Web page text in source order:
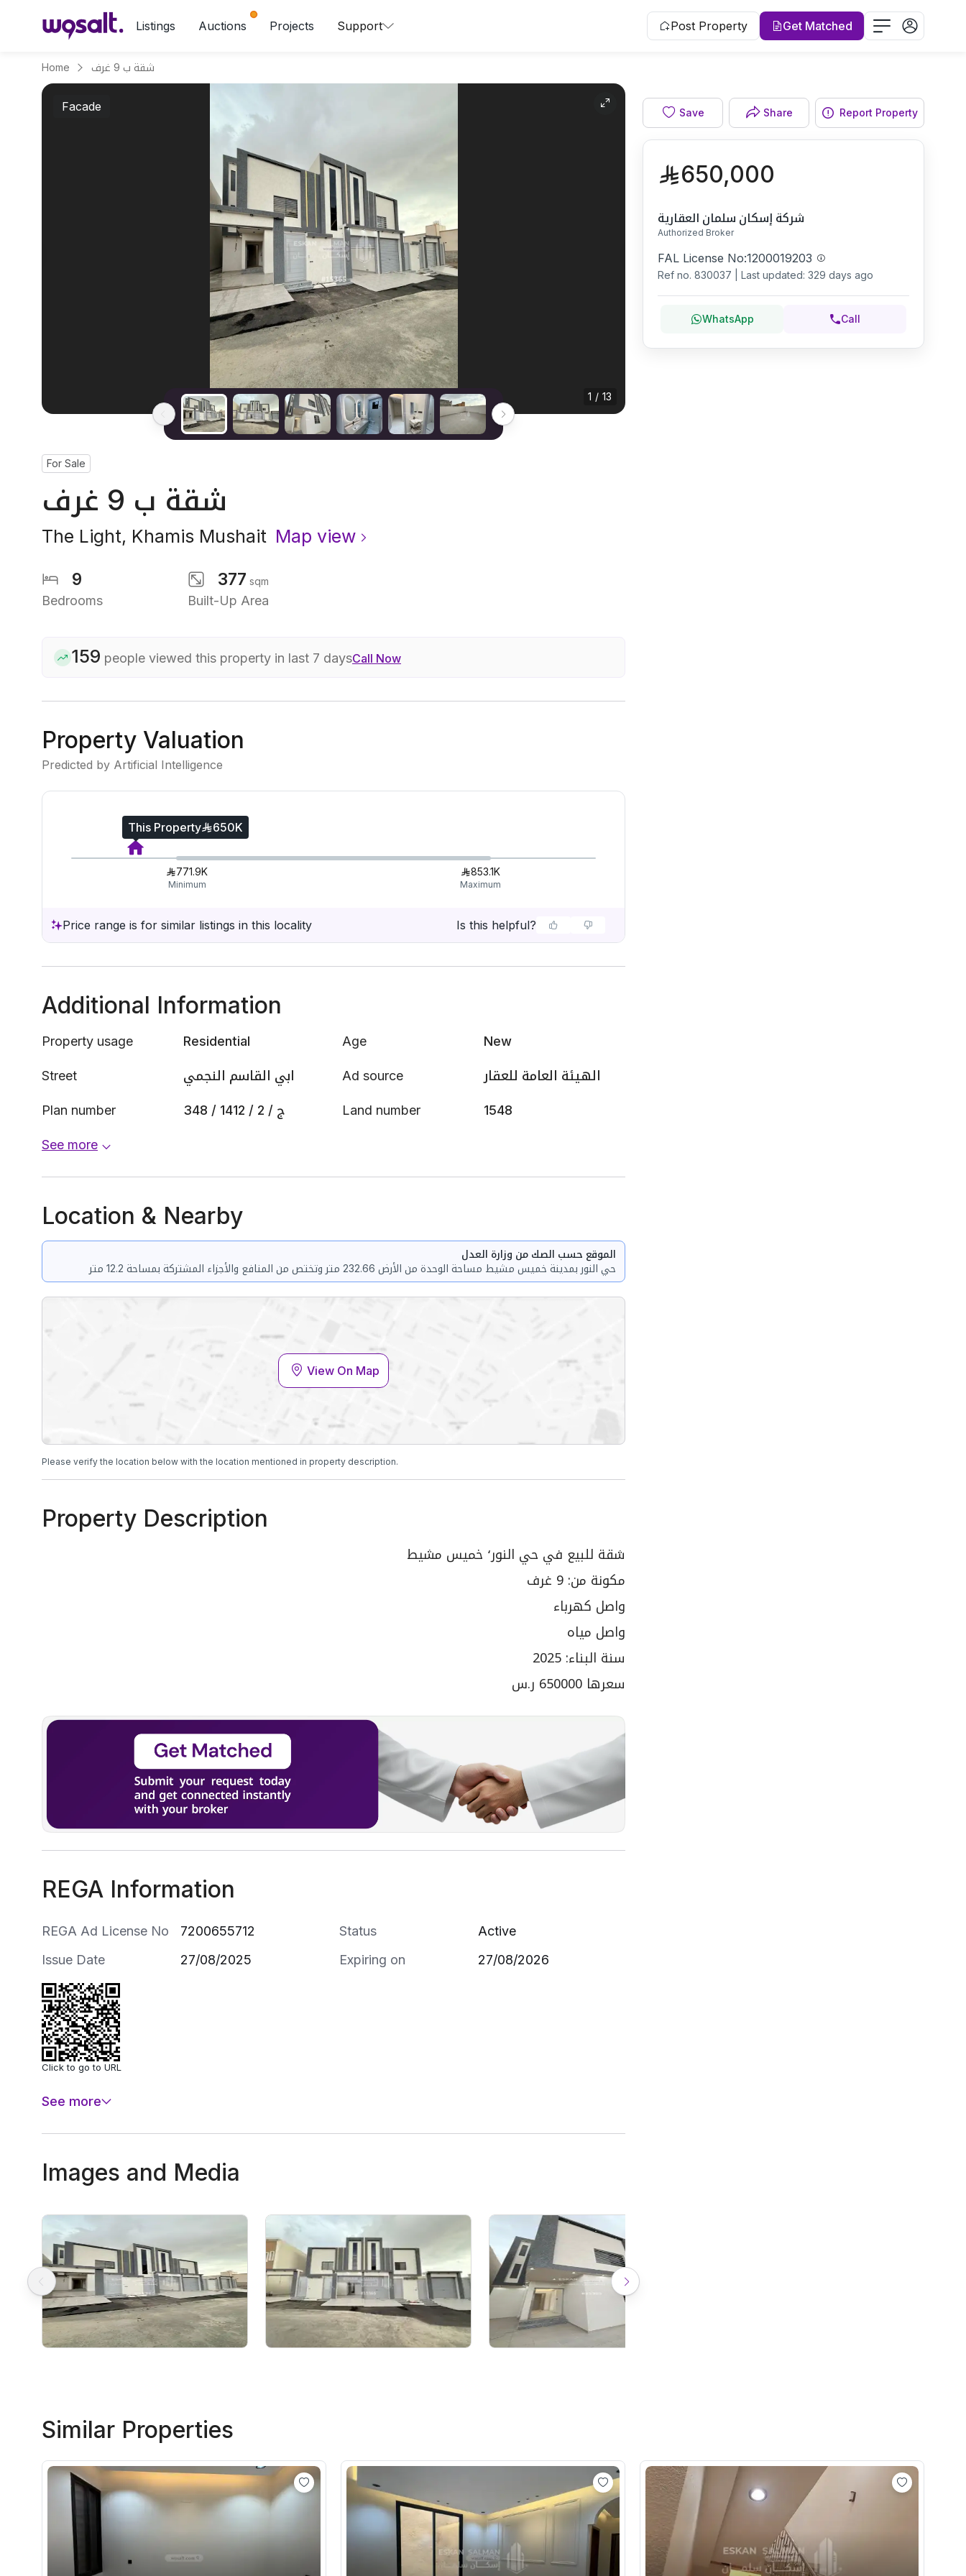
Listings Auctions Projects Support Post Property Get Matched
Home شقة ب 9 غرف
Facade Facade
1 / 13
For Sale
شقة ب 9 غرف
The Light, Khamis Mushait Map view
9
Bedrooms
377 sqm
Built-Up Area
159 people viewed this property in last 7 daysCall Now
Property Valuation
Predicted by Artificial Intelligence
This Property 650K
771.9K
Minimum
853.1K
Maximum
Price range is for similar listings in this locality Is this helpful?
Additional Information
Property usage Residential Age New
Street ابي القاسم النجمي Ad source الهيئة العامة للعقار
Plan number 348 / 1412 / ج / 2 Land number 1548
See more
Location & Nearby
الموقع حسب الصك من وزارة العدل
حي النور بمدينة خميس مشيط مساحة الوحدة من الأرض 232.66 متر وتختص من المنافع والأجزاء المشتركة بمساحة 12.2 متر
View On Map
Please verify the location below with the location mentioned in property description.
Property Description
شقة للبيع في حي النور٬ خميس مشيط
مكونة من: 9 غرف
واصل كهرباء
واصل مياه
سنة البناء: 2025
سعرها 650000 ر.س
REGA Information
REGA Ad License No 7200655712 Status
Active
Issue Date
27/08/2025 Expiring on 27/08/2026
Click to go to URL
See more
Images and Media
Save Share Report Property
650,000
شركة إسكان سلمان العقارية
Authorized Broker
FAL License No:1200019203
Ref no. 830037 Last updated: 329 days ago
WhatsApp Call
Similar Properties